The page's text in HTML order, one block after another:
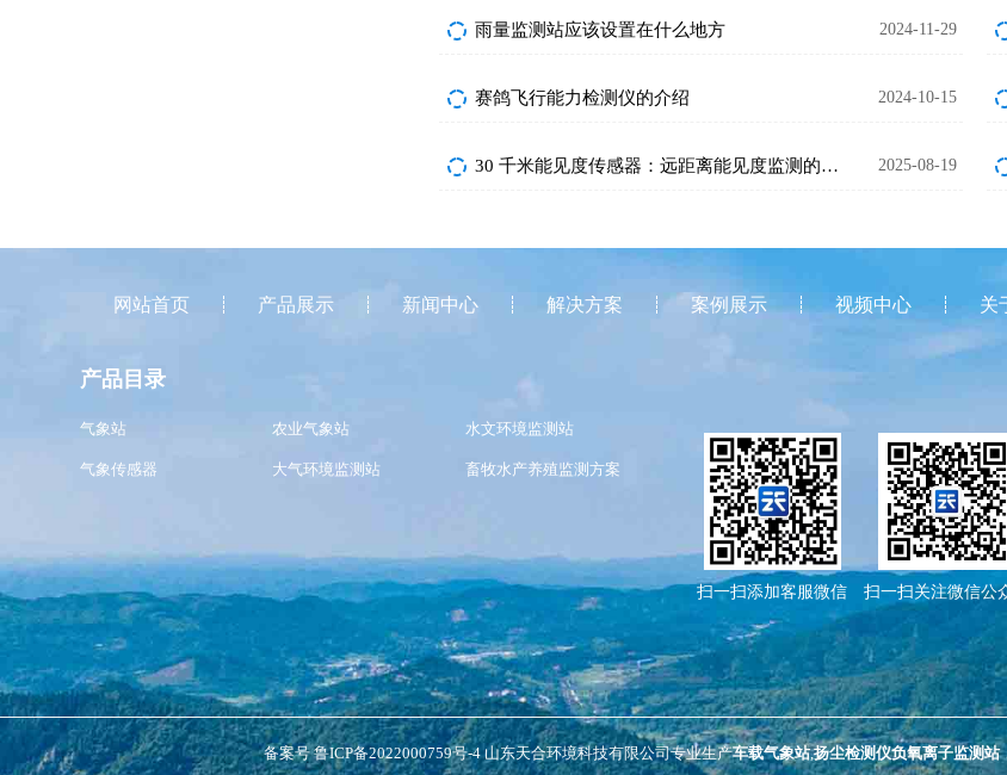
雨量监测站应该设置在什么地方 2024-11-29
赛鸽飞行能力检测仪的介绍 2024-10-15
30 千米能见度传感器：远距离能见度监测的可靠保障 2025-08-19
网站首页 产品展示 新闻中心 解决方案 案例展示 视频中心 关
产品目录
气象站 农业气象站 水文环境监测站
气象传感器 大气环境监测站 畜牧水产养殖监测方案
扫一扫添加客服微信 扫一扫关注微信公
备案号鲁ICP备2022000759号-4山东天合环境科技有限公司专业生产车载气象站,扬尘检测仪负氧离子监测站